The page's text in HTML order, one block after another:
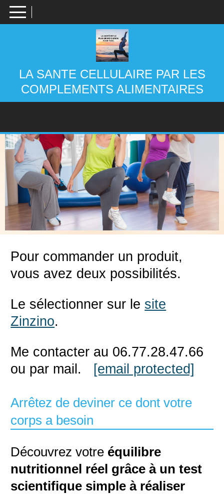
LA SANTE CELLULAIRE PAR LES
COMPLEMENTS ALIMENTAIRES
Pour commander un produit,
vous avez deux possibilités.
Le sélectionner sur le site
Zinzino.
Me contacter au 06.77.28.47.66
ou par mail.
[email protected]
Arrêtez de deviner ce dont votre
corps a besoin
Découvrez votre équilibre
nutritionnel réel grâce à un test
scientifique simple à réaliser